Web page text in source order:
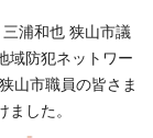
浦和也 狭山市議
域防犯ネットワー
山市職員の皆さま
した。